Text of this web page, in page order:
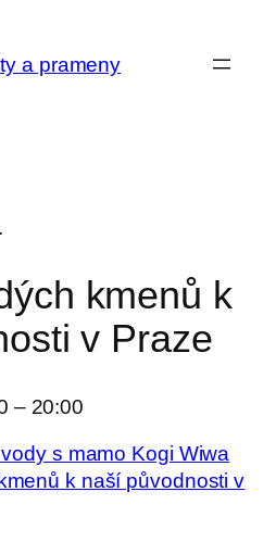
a prameny
kmenů k
v Praze
– 20:00
s mamo Kogi Wiwa
k naší původnosti v